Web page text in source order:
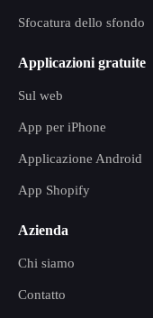
Sfocatura dello sfondo
Applicazioni gratuite
Sul web
App per iPhone
Applicazione Android
App Shopify
Azienda
Chi siamo
Contatto